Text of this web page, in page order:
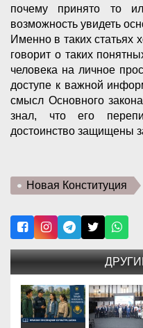
почему принято то
возможность увидеть
Именно в таких статьях
говорит о таких
человека на личное
доступе к важной
смысл Основного
знал, что его
достоинство защищены
Новая Конституция